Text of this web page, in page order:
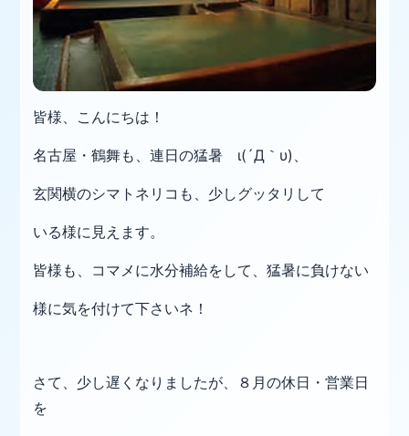
皆様、こんにちは！
名古屋・鶴舞も、連日の猛暑 ι(´Д｀υ)、
玄関横のシマトネリコも、少しグッタリして
いる様に見えます。
皆様も、コマメに水分補給をして、猛暑に負けない
様に気を付けて下さいネ！
さて、少し遅くなりましたが、８月の休日・営業日
を